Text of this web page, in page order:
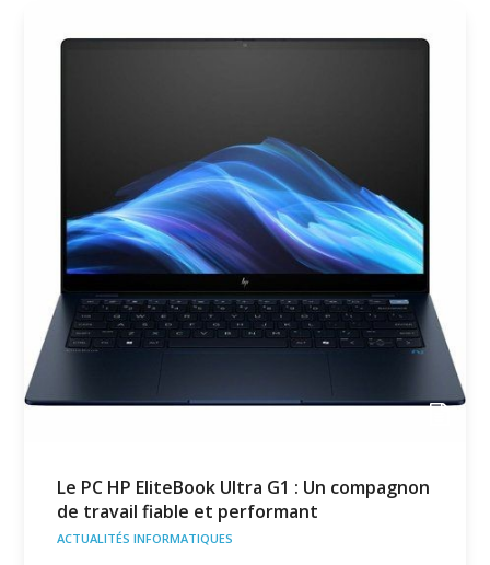
Le PC HP EliteBook Ultra G1 : Un compagnon
de travail fiable et performant
ACTUALITÉS INFORMATIQUES